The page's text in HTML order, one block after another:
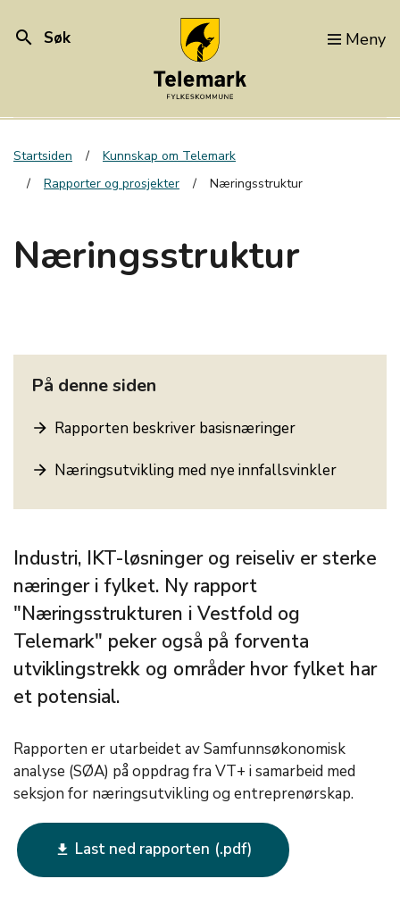
search Søk Meny
Startsiden
Kunnskap om Telemark
Rapporter og prosjekter
Næringsstruktur
Næringsstruktur
På denne siden
Rapporten beskriver basisnæringer
Næringsutvikling med nye innfallsvinkler
Industri, IKT-løsninger og reiseliv er sterke
næringer i fylket. Ny rapport
"Næringsstrukturen i Vestfold og
Telemark" peker også på forventa
utviklingstrekk og områder hvor fylket har
et potensial.
Rapporten er utarbeidet av Samfunnsøkonomisk
analyse (SØA) på oppdrag fra VT+ i samarbeid med
seksjon for næringsutvikling og entreprenørskap.
get_app Last ned rapporten